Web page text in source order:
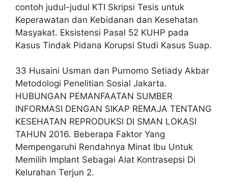
contoh judul-judul KTI Skripsi Tesis untuk
Keperawatan dan Kebidanan dan Kesehatan
Masyakat. Eksistensi Pasal 52 KUHP pada
Kasus Tindak Pidana Korupsi Studi Kasus Suap.
33 Husaini Usman dan Purnomo Setiady Akbar
Metodologi Penelitian Sosial Jakarta.
HUBUNGAN PEMANFAATAN SUMBER
INFORMASI DENGAN SIKAP REMAJA TENTANG
KESEHATAN REPRODUKSI DI SMAN LOKASI
TAHUN 2016. Beberapa Faktor Yang
Mempengaruhi Rendahnya Minat Ibu Untuk
Memilih Implant Sebagai Alat Kontrasepsi Di
Kelurahan Terjun 2.